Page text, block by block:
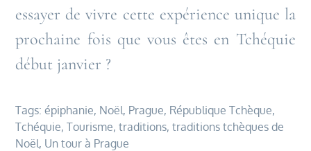
essayer de vivre cette expérience unique la
prochaine fois que vous êtes en Tchéquie
début janvier ?
Tags:épiphanie, Noël, Prague, République Tchèque,
Tchéquie,Tourisme,traditions,traditions tchèques de
Noël, Un tour à Prague